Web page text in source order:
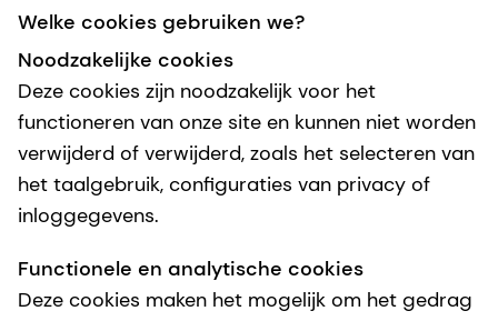
Welke cookies gebruiken we?
Noodzakelijke cookies
Deze cookies zijn noodzakelijk voor het
functioneren van onze site en kunnen niet worden
verwijderd of verwijderd, zoals het selecteren van
het taalgebruik, configuraties van privacy of
inloggegevens.
Functionele en analytische cookies
Deze cookies maken het mogelijk om het gedrag